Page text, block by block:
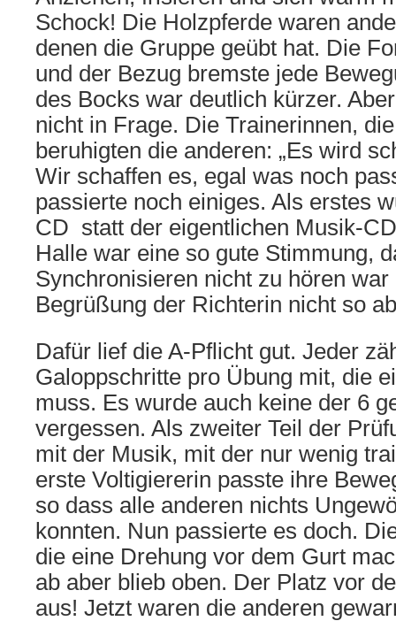
Schock! Die Holzpferde waren
denen die Gruppe geübt hat. Die
und der Bezug bremste jede
des Bocks war deutlich kürzer.
nicht in Frage. Die Trainerinnen,
beruhigten die anderen: „Es wird
Wir schaffen es, egal was noch
passierte noch einiges. Als erstes
CD statt der eigentlichen Musik-
Halle war eine so gute Stimmung,
Synchronisieren nicht zu hören war
Begrüßung der Richterin nicht so
Dafür lief die A-Pflicht gut. Jeder
Galoppschritte pro Übung mit, die
muss. Es wurde auch keine der 6
vergessen. Als zweiter Teil der
mit der Musik, mit der nur wenig
erste Voltigiererin passte ihre
so dass alle anderen nichts
konnten. Nun passierte es doch.
die eine Drehung vor dem Gurt
ab aber blieb oben. Der Platz vor
aus! Jetzt waren die anderen